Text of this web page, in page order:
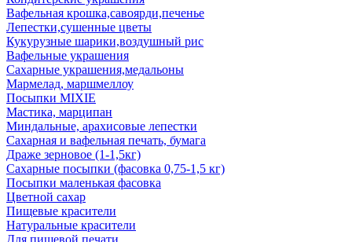
Вафельная крошка,савоярди,печенье
Лепестки,сушенные цветы
Кукурузные шарики,воздушный рис
Вафельные украшения
Сахарные украшения,медальоны
Мармелад, маршмеллоу
Посыпки MIXIE
Мастика, марципан
Миндальные, арахисовые лепестки
Сахарная и вафельная печать, бумага
Драже зерновое (1-1,5кг)
Сахарные посыпки (фасовка 0,75-1,5 кг)
Посыпки маленькая фасовка
Цветной сахар
Пищевые красители
Натуральные красители
Для пищевой печати